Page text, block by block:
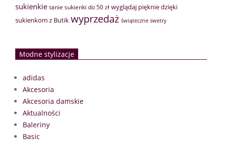
sukienkie tanie sukienki do 50 zł wyglądaj pięknie dzięki
sukienkom z Butik wyprzedaż świąteczne swetry
Modne stylizacje
adidas
Akcesoria
Akcesoria damskie
Aktualności
Baleriny
Basic